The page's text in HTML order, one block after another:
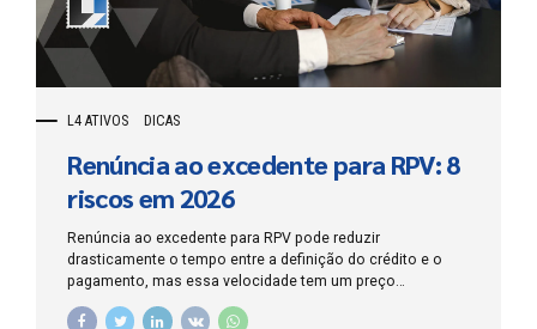
L4 ATIVOS DICAS
Renúncia ao excedente para RPV: 8
riscos em 2026
Renúncia ao excedente para RPV pode reduzir
drasticamente o tempo entre a definição do crédito e o
pagamento, mas essa velocidade tem um preço
patrimonial: o credor abre mão, de forma expressa, da
parcela que ultrapassa o limite legal da Requisição de